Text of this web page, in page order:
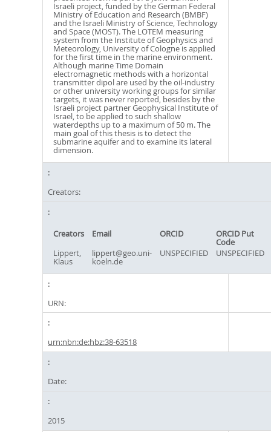
Israeli project, funded by the German Federal
Ministry of Education and Research (BMBF)
and the Israeli Ministry of Science, Technology
and Space (MOST). The LOTEM measuring
system from the Institute of Geophysics and
Meteorology, University of Cologne is applied
for the first time in the marine environment.
Although marine Time Domain
electromagnetic methods with a horizontal
transmitter dipol are used by the oil-industry
or other university working groups for similar
targets, it was never reported, besides by the
Israeli project partner Geophysical Institute of
Israel, to be applied to such shallow
waterdepths up to a maximum of 50 m. The
main goal of this thesis is to detect the
submarine aquifer and to examine its lateral
dimension.
Creators:
Creators Email ORCID ORCID Put
Code
Lippert,
Klaus
lippert@geo.uni-
koeln.de
UNSPECIFIED UNSPECIFIED
URN:
urn:nbn:de:hbz:38-63518
Date:
2015